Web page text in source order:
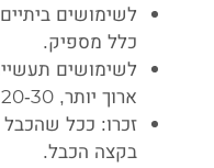
כלל מספיק.
לשימושים
ארוך יותר, 20-30 מטר.
זכרו: ככל שהכבל
בקצה הכבל.